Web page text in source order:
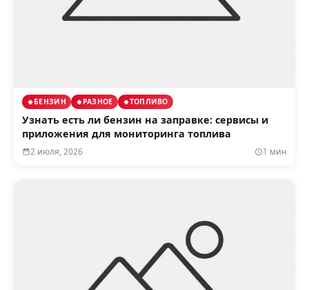
БЕНЗИН РАЗНОЕ ТОПЛИВО
Узнать есть ли бензин на заправке: сервисы и
приложения для мониторинга топлива
2 июля, 2026 1 мин